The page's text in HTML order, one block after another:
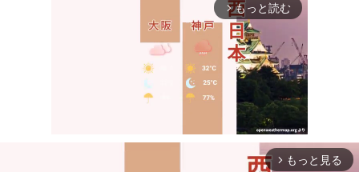
arrow_forward_ios もっと読む
arrow_forward_ios もっと見る